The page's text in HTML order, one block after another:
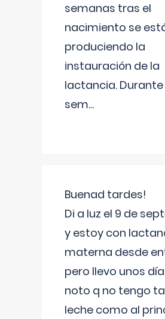
semanas tras el
nacimiento se
produciendo la
instauración de la
lactancia.
sem...
Buenad tardes!
Di a luz el 9 de
y estoy con
materna desde
pero llevo unos
noto q no tengo
leche como al